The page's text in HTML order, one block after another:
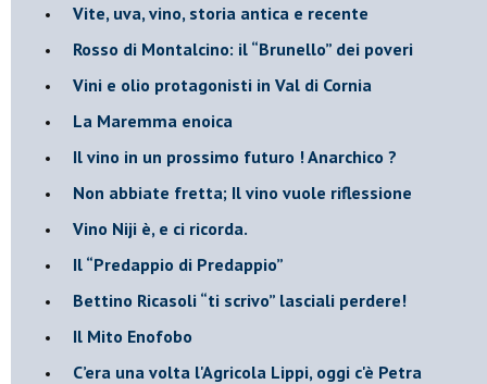
​Vite, uva, vino, storia antica e recente
​Rosso di Montalcino: il “Brunello” dei poveri
Vini e olio protagonisti in Val di Cornia
​La Maremma enoica
Il vino in un prossimo futuro ! Anarchico ?
​Non abbiate fretta; Il vino vuole riflessione
​Vino Niji è, e ci ricorda.
Il “Predappio di Predappio”
Bettino Ricasoli “ti scrivo” lasciali perdere!
Il Mito Enofobo
​C’era una volta l'Agricola Lippi, oggi c'è Petra